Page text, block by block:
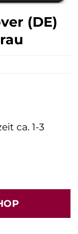
(DE)
ca. 1-3